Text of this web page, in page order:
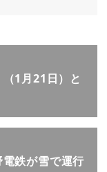
1月21日）と
鉄が雪で運行